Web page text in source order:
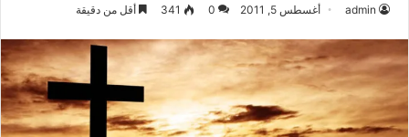
admin أغسطس 5, 2011 0
341 أقل من دقيقة